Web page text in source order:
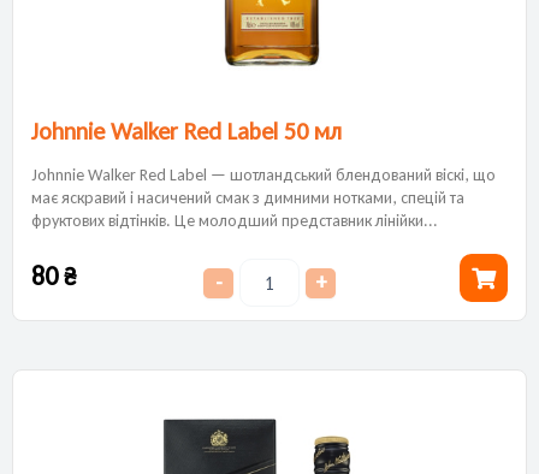
Johnnie Walker Red Label 50 мл
Johnnie Walker Red Label — шотландський блендований віскі, що
має яскравий і насичений смак з димними нотками, спецій та
фруктових відтінків. Це молодший представник лінійки...
80₴ - +